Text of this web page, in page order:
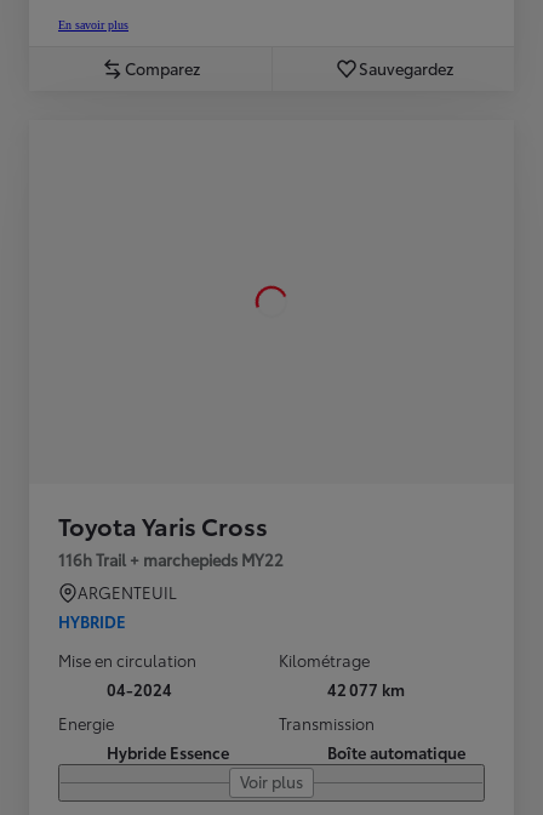
En savoir plus
Comparez Sauvegardez
Toyota Yaris Cross
116h Trail + marchepieds MY22
ARGENTEUIL
HYBRIDE
Mise en circulation
04-2024
Kilométrage
42 077 km
Energie
Hybride Essence
Transmission
Boîte automatique
Voir plus